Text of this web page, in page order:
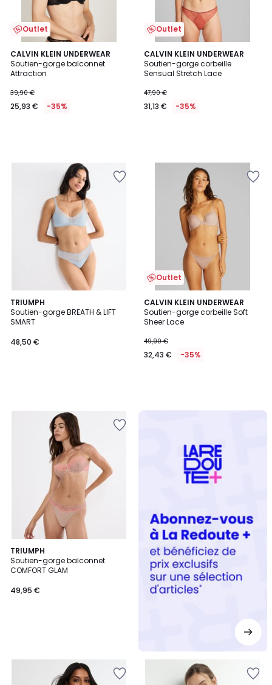
Outlet
CALVIN KLEIN UNDERWEAR
Soutien-gorge balconnet
Attraction
39,90 €
25,93 € -35%
Outlet
CALVIN KLEIN UNDERWEAR
Soutien-gorge corbeille
Sensual Stretch Lace
47,90 €
31,13 € -35%
TRIUMPH
Soutien-gorge BREATH & LIFT
SMART
48,50 €
Outlet
CALVIN KLEIN UNDERWEAR
Soutien-gorge corbeille Soft
Sheer Lace
49,90 €
32,43 € -35%
TRIUMPH
Soutien-gorge balconnet
COMFORT GLAM
49,95 €